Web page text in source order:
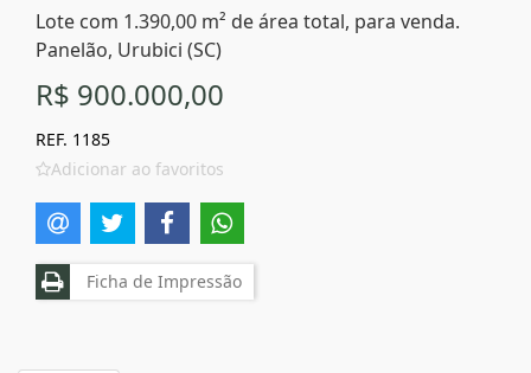
Lote com 1.390,00 m² de área total, para venda.
Panelão, Urubici (SC)
R$ 900.000,00
REF. 1185
Adicionar ao favoritos
Ficha de Impressão